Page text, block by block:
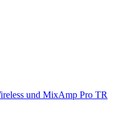
und MixAmp Pro TR